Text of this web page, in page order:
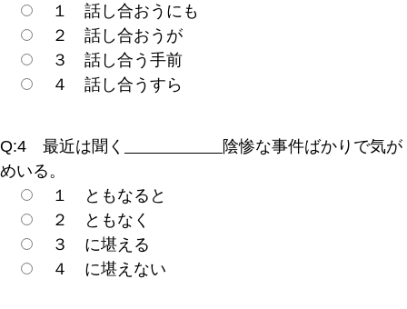
１ 話し合おうにも
２ 話し合おうが
３ 話し合う手前
４ 話し合うすら
Q:4 最近は聞く
陰惨な事件ばかりで気が
めいる。
１ ともなると
２ ともなく
３ に堪える
４ に堪えない